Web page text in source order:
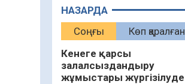
НАЗАРДА
Соңғы
Көп қаралған
Кенеге қарсы
залалсыздандыру
жұмыстары жүргізілуде